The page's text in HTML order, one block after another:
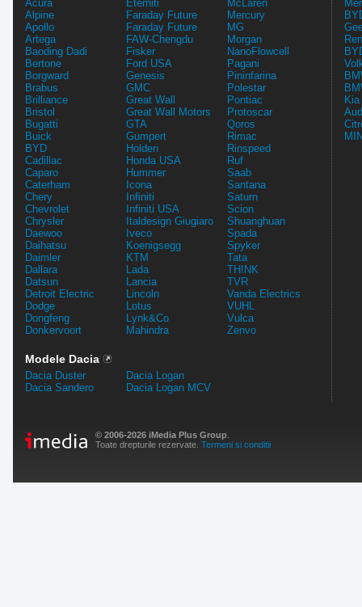
Acura
Alpine
Apollo
Artega
Baoding Dadi
Bertone
Borgward
Brabus
Brilliance
Bristol
Bugatti
Buick
BYD
Cadillac
Caparo
Caterham
Chery
Chevrolet
Chrysler
Daewoo
Daihatsu
Daimler
Dallara
Datsun
Detroit Electric
Dodge
Dongfeng
Donkervoort
Eterniti
Faraday Future
Faraday Future
FAW-Chengdu
Fisker
Ford USA
Genesis
GMC
Great Wall
Great Wall Motors
GTA
Gumpert
Holden
Honda USA
Hummer
Icona
Infiniti
Infiniti USA
Italdesign Giugiaro
Iveco
Koenigsegg
KTM
Lada
Lancia
Lincoln
Lotus
Lynk&Co
Mahindra
McLaren
Mercury
MG
Morgan
NanoFlowcell
Pagani
Pininfarina
Polestar
Pontiac
Protoscar
Qoros
Rimac
Rinspeed
Ruf
Saab
Santana
Saturn
Scion
Shuanghuan
Spada
Spyker
Tata
TH!NK
TVR
Vanda Electrics
VUHL
Vulca
Zenvo
Modele Dacia
Dacia Duster
Dacia Sandero
Dacia Logan
Dacia Logan MCV
© 2006-2026 iMedia Plus Group
Toate drepturile rezervate. Termeni si conditii